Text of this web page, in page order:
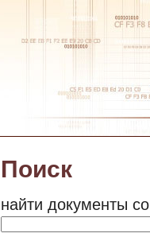
Поиск
найти документы